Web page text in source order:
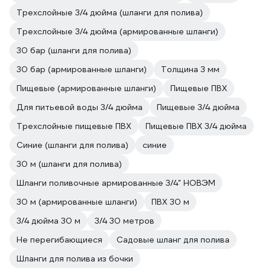
Трехслойные 3/4 дюйма (шланги для полива)
Трехслойные 3/4 дюйма (армированные шланги)
30 бар (шланги для полива)
30 бар (армированные шланги)
Толщина 3 мм
Пищевые (армированные шланги)
Пищевые ПВХ
Для питьевой воды 3/4 дюйма
Пищевые 3/4 дюйма
Трехслойные пищевые ПВХ
Пищевые ПВХ 3/4 дюйма
Синие (шланги для полива)
синие
30 м (шланги для полива)
Шланги поливочные армированные 3/4" НОВЭМ
30 м (армированные шланги)
ПВХ 30 м
3/4 дюйма 30 м
3/4 30 метров
Не перегибающиеся
Садовые шланг для полива
Шланги для полива из бочки